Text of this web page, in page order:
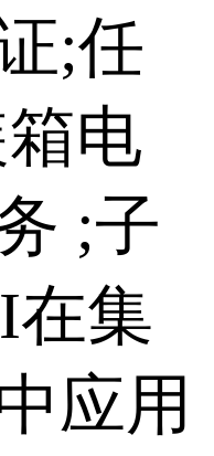
;任
电
;子
在集
应用